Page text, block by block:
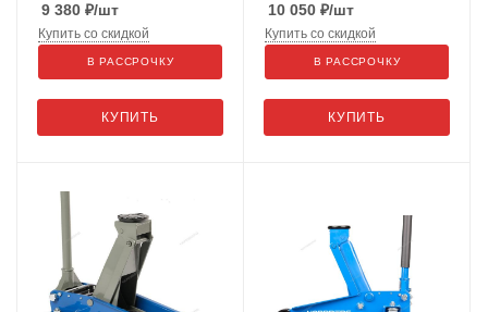
9 380 ₽/шт
КУПИТЬ
Купить со скидкой
В РАССРОЧКУ
10 050 ₽/шт
КУПИТЬ
Купить со скидкой
В РАССРОЧКУ